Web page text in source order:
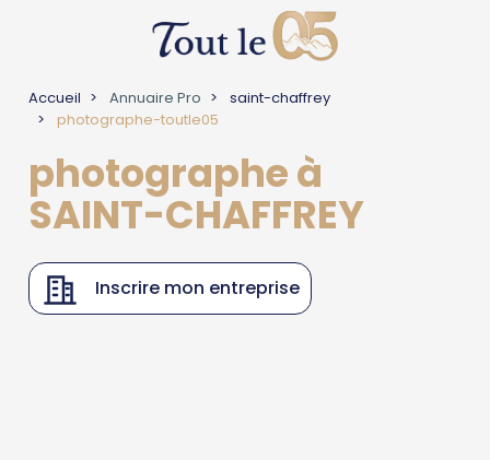
Accueil Annuaire Pro
saint-chaffrey
photographe-toutle05
photographe à
SAINT-CHAFFREY
Inscrire mon entreprise